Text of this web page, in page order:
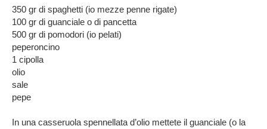
350 gr di spaghetti (io mezze penne rigate)
100 gr di guanciale o di pancetta
500 gr di pomodori (io pelati)
peperoncino
1 cipolla
olio
sale
pepe
In una casseruola spennellata d’olio mettete il guanciale (o la